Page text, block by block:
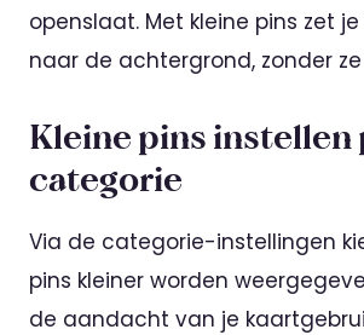
openslaat. Met kleine pins zet
naar de achtergrond, zonder
Kleine pins instellen
categorie
Via de categorie-instellingen
pins kleiner worden
de aandacht van je